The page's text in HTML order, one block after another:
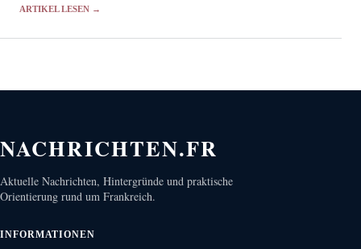
ARTIKEL LESEN →
NACHRICHTEN.FR
Aktuelle Nachrichten, Hintergründe und praktische
Orientierung rund um Frankreich.
INFORMATIONEN